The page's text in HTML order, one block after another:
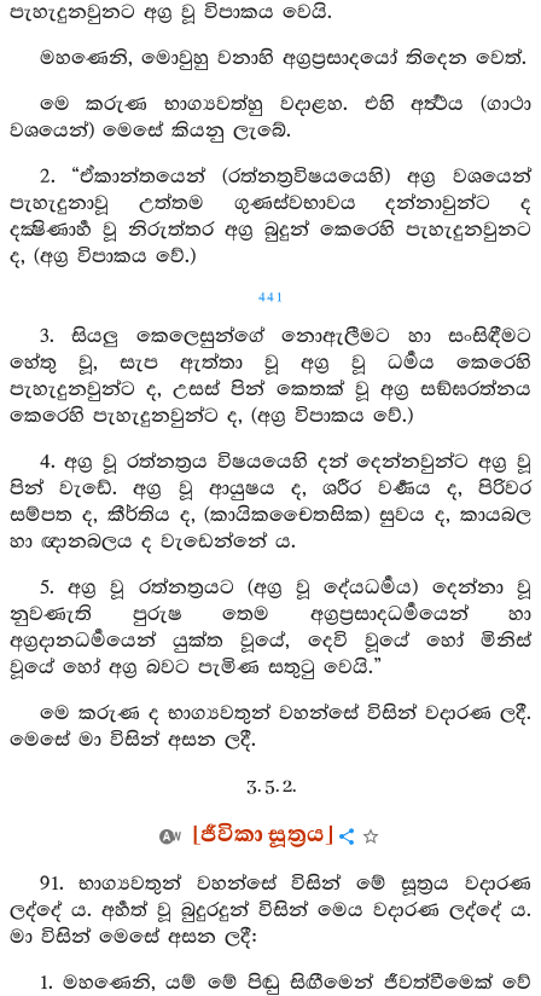
පැහැදුනවුනට අග්‍ර වූ විපාකය වෙයි.
මහණෙනි, මොවුහු වනාහි අග්‍රප්‍රසාදයෝ තිදෙන වෙත්.
මෙ කරුණ භාග්‍යවත්හු වදාළහ. එහි අර්‍ත්‍ථය (ගාථා
වශයෙන්) මෙසේ කියනු ලැබේ.
2. “ඒකාන්තයෙන් (රත්නත්‍රවිෂයයෙහි) අග්‍ර වශයෙන්
පැහැදුනාවූ උත්තම ගුණස්වභාවය දන්නාවුන්ට ද
දක්‍ෂිණාර්‍හ වූ නිරුත්තර අග්‍ර බුදුන් කෙරෙහි පැහැදුනවුනට
ද, (අග්‍ර විපාකය වේ.)
441
3. සියලු කෙලෙසුන්ගේ නොඇලීමට හා සංසිඳීමට
හේතු වූ, සැප ඇත්තා වූ අග්‍ර වූ ධර්‍මය කෙරෙහි
පැහැදුනවුන්ට ද, උසස් පින් කෙතක් වූ අග්‍ර සඞ්ඝරත්නය
කෙරෙහි පැහැදුනවුන්ට ද, (අග්‍ර විපාකය වේ.)
4. අග්‍ර වූ රත්නත්‍රය විෂයයෙහි දන් දෙන්නවුන්ට අග්‍ර වූ
පින් වැඩේ. අග්‍ර වූ ආයුෂය ද, ශරීර වර්‍ණය ද, පිරිවර
සම්පත ද, කීර්තිය ද, (කායිකචෛතසික) සුවය ද, කායබල
හා ඥානබලය ද වැඩෙන්නේ ය.
5. අග්‍ර වූ රත්නත්‍රයට (අග්‍ර වූ දේයධර්‍මය) දෙන්නා වූ
නුවණැති පුරුෂ තෙම අග්‍රප්‍රසාදධර්‍මයෙන් හා
අග්‍රදානධර්‍මයෙන් යුක්ත වූයේ, දෙවි වූයේ හෝ මිනිස්
වූයේ හෝ අග්‍ර බවට පැමිණ සතුටු වෙයි.”
මෙ කරුණ ද භාග්‍යවතුන් වහන්සේ විසින් වදාරණ ලදී.
මෙසේ මා විසින් අසන ලදී.
3. 5. 2.
[ජීවිකා සූත්‍රය]
91. භාග්‍යවතුන් වහන්සේ විසින් මේ සූත්‍රය වදාරණ
ලද්දේ ය. අර්‍හත් වූ බුදුරදුන් විසින් මෙය වදාරණ ලද්දේ ය.
මා විසින් මෙසේ අසන ලදී:
1. මහණෙනි, යම් මේ පිඬු සිඟීමෙන් ජීවත්වීමෙක් වේ